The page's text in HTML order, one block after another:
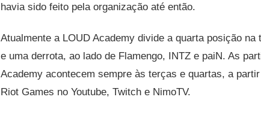
havia sido feito pela organização até então.
Atualmente a LOUD Academy divide a quarta posição na
e uma derrota, ao lado de Flamengo, INTZ e paiN. As
Academy acontecem sempre às terças e quartas, a
Riot Games no Youtube, Twitch e NimoTV.